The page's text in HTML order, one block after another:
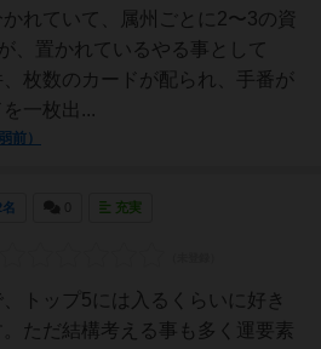
れていて、属州ごとに2〜3の資
、置かれているやる事として
枚数のカードが配られ、手番が
一枚出...
前）
名 充実
トップ5には入るくらいに好き
ただ結構考える事も多く運要素